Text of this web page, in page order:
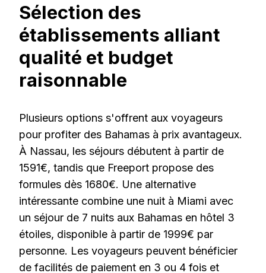
Sélection des
établissements alliant
qualité et budget
raisonnable
Plusieurs options s'offrent aux voyageurs
pour profiter des Bahamas à prix avantageux.
À Nassau, les séjours débutent à partir de
1591€, tandis que Freeport propose des
formules dès 1680€. Une alternative
intéressante combine une nuit à Miami avec
un séjour de 7 nuits aux Bahamas en hôtel 3
étoiles, disponible à partir de 1999€ par
personne. Les voyageurs peuvent bénéficier
de facilités de paiement en 3 ou 4 fois et